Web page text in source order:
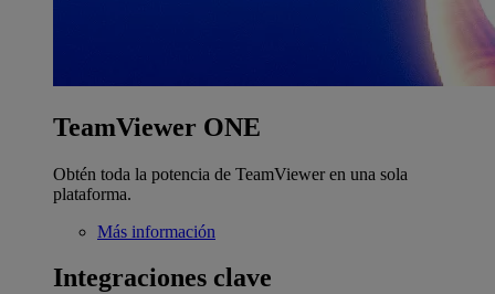
TeamViewer ONE
Obtén toda la potencia de TeamViewer en una sola
plataforma.
Más información
Integraciones clave